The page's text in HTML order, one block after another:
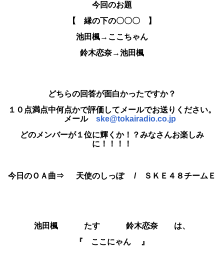
今回のお題
【 縁の下の〇〇〇 】
池田楓→ここちゃん
鈴木恋奈→池田楓
どちらの回答が面白かったですか？
１０点満点中何点かで評価して メールでお送りください。
メール ske@tokairadio.co.jp
どのメンバーが１位に輝くか！？みなさんお楽しみ
に！！！！
今日のＯＡ曲⇒ 天使のしっぽ / ＳＫＥ４８チームＥ
池田楓 たす 鈴木恋奈 は、
『 ここにゃん 』